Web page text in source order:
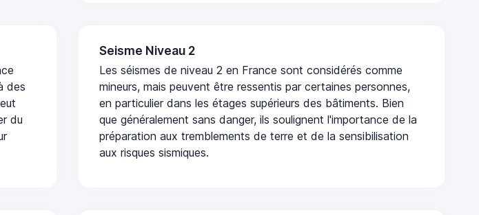
des
du
Seisme Niveau 2
Les séismes de niveau 2 en France sont considérés comme
mineurs, mais peuvent être ressentis par certaines personnes,
en particulier dans les étages supérieurs des bâtiments. Bien
que généralement sans danger, ils soulignent l'importance de la
préparation aux tremblements de terre et de la sensibilisation
aux risques sismiques.